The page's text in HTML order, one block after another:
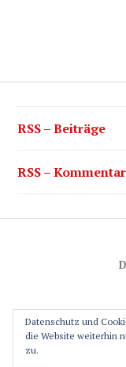
RSS – Beiträge
RSS –
Datenschutz und
die Website weiterhin
zu.